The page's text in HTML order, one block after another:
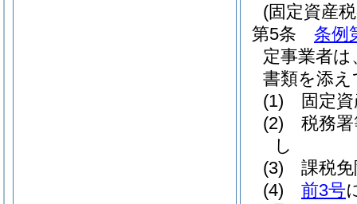
(固定資産
第5条
条例
定事業者は
書類を添
(1)
固定
(2)
税務
し
(3)
課税
(4)
前3号